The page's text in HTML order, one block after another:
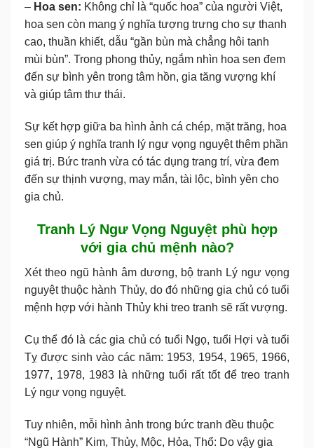
– Hoa sen: Không chỉ là “quốc hoa” của người Việt,
hoa sen còn mang ý nghĩa tượng trưng cho sự thanh
cao, thuần khiết, dẫu “gần bùn mà chẳng hôi tanh
mùi bùn”. Trong phong thủy, ngắm nhìn hoa sen đem
đến sự bình yên trong tâm hồn, gia tăng vượng khí
và giúp tâm thư thái.
Sự kết hợp giữa ba hình ảnh cá chép, mặt trăng, hoa
sen giúp ý nghĩa tranh lý ngư vọng nguyệt thêm phần
giá trị. Bức tranh vừa có tác dụng trang trí, vừa đem
đến sự thịnh vượng, may mắn, tài lộc, bình yên cho
gia chủ.
Tranh Lý Ngư Vọng Nguyệt phù hợp
với gia chủ mệnh nào?
Xét theo ngũ hành âm dương, bộ tranh Lý ngư vọng
nguyệt thuộc hành Thủy, do đó những gia chủ có tuổi
mệnh hợp với hành Thủy khi treo tranh sẽ rất vượng.
Cụ thể đó là các gia chủ có tuổi Ngọ, tuổi Hợi và tuổi
Tỵ được sinh vào các năm: 1953, 1954, 1965, 1966,
1977, 1978, 1983 là những tuổi rất tốt để treo tranh
Lý ngư vọng nguyệt.
Tuy nhiên, mỗi hình ảnh trong bức tranh đều thuộc
“Ngũ Hành” Kim, Thủy, Mộc, Hỏa, Thổ: Do vậy gia